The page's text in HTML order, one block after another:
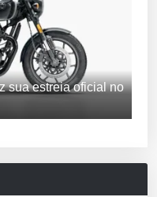
sua estreia oficial no